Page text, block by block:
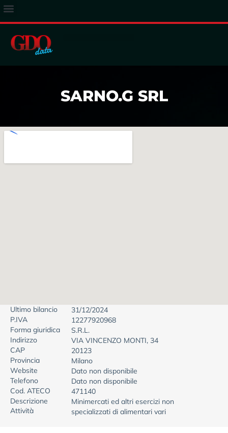
SARNO.G SRL
Ultimo bilancio
31/12/2024
P.IVA
12277920968
Forma giuridica
S.R.L.
Indirizzo
VIA VINCENZO MONTI, 34
CAP
20123
Provincia
Milano
Website
Dato non disponibile
Telefono
Dato non disponibile
Cod. ATECO
471140
Descrizione
Attività
Minimercati ed altri esercizi non
specializzati di alimentari vari